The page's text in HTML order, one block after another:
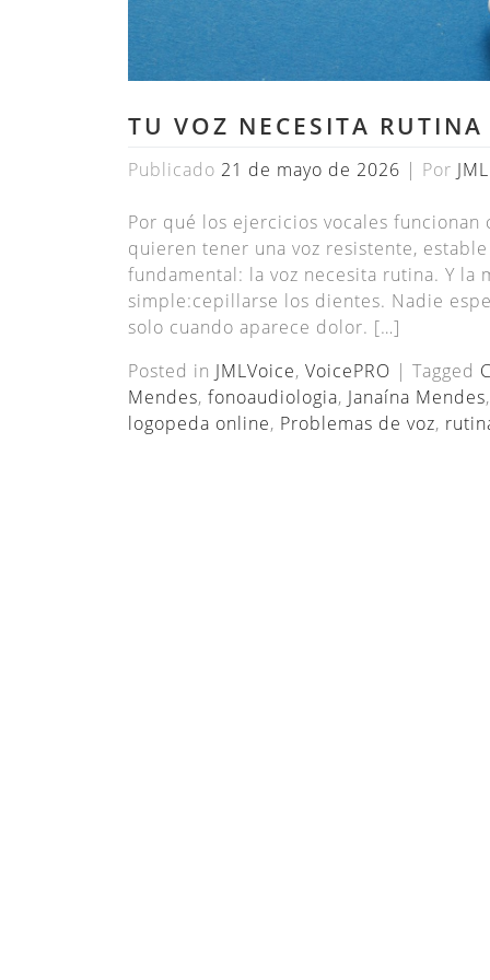
TU VOZ NECESITA RUTINA
Publicado 21 de mayo de 2026 | Por
Por qué los ejercicios vocales
quieren tener una voz resistente,
fundamental: la voz necesita rutina. Y
simple:cepillarse los dientes. Nadie
solo cuando aparece dolor. […]
Posted in JMLVoice, VoicePRO | Tagged
Mendes, fonoaudiologia, Janaína Mendes,
logopeda online, Problemas de voz,